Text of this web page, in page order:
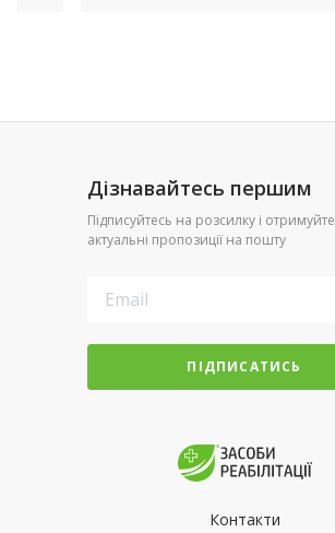
Дізнавайтесь першим
Підписуйтесь на розсилку і отримуйте
актуальні пропозиції на пошту
ПІДПИСАТИСЬ
Контакти